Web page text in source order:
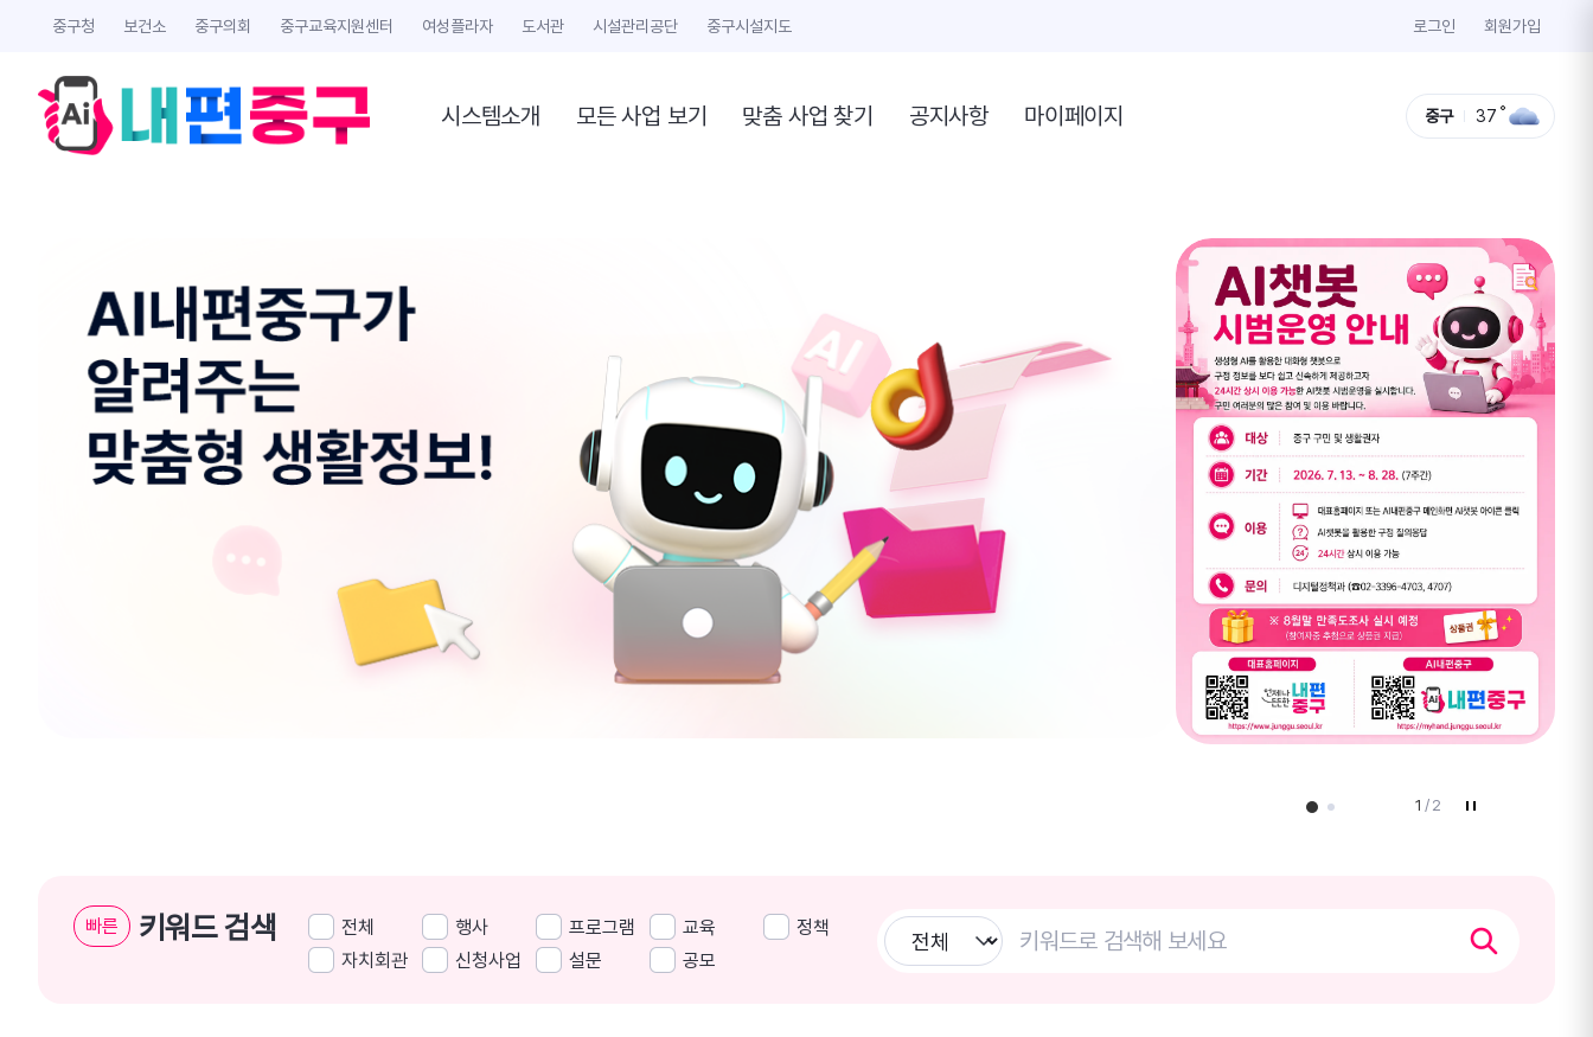
중구청 보건소 중구의회 중구교육지원센터 여성플라자 도서관 시설관리공단 중구시설지도 로그인 회원가입
시스템소개 모든 사업 보기 맞춤 사업 찾기 공지사항 마이페이지 중구 37
1 /2
빠른 키워드 검색 전체 행사 프로그램 교육
정책
자치회관
신청사업 설문 공모